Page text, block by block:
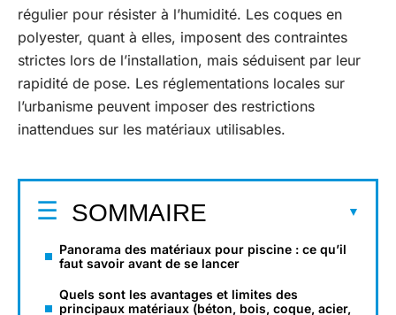
régulier pour résister à l’humidité. Les coques en
polyester, quant à elles, imposent des contraintes
strictes lors de l’installation, mais séduisent par leur
rapidité de pose. Les réglementations locales sur
l’urbanisme peuvent imposer des restrictions
inattendues sur les matériaux utilisables.
SOMMAIRE
Panorama des matériaux pour piscine : ce qu’il
faut savoir avant de se lancer
Quels sont les avantages et limites des
principaux matériaux (béton, bois, coque, acier,